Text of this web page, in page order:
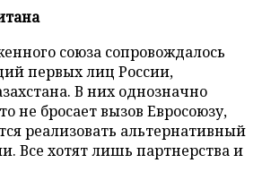
союза сопровождалось
первых лиц России,
В них однозначно
не бросает вызов Евросоюзу,
реализовать альтернативный
Все хотят лишь партнерства и